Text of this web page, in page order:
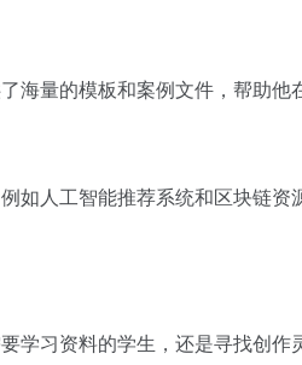
量的模板和案例文件，帮助他
人工智能推荐系统和区块链
习资料的学生，还是寻找创